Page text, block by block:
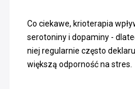
Co ciekawe, krioterapia
serotoniny i dopaminy -
niej regularnie często
większą odporność na stres.